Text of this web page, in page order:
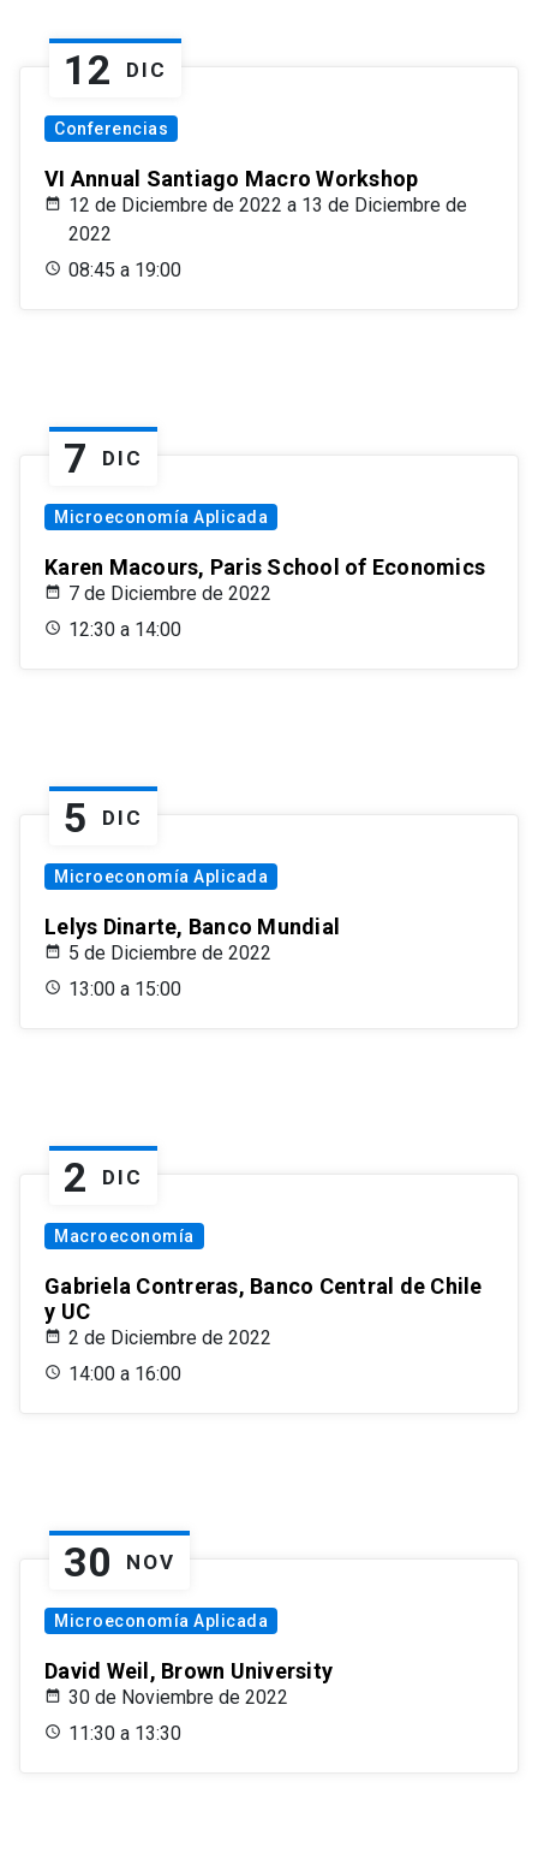
12 DIC
Conferencias
VI Annual Santiago Macro Workshop
12 de Diciembre de 2022 a 13 de Diciembre de
2022
08:45 a 19:00
7 DIC
Microeconomía Aplicada
Karen Macours, Paris School of Economics
7 de Diciembre de 2022
12:30 a 14:00
5 DIC
Microeconomía Aplicada
Lelys Dinarte, Banco Mundial
5 de Diciembre de 2022
13:00 a 15:00
2 DIC
Macroeconomía
Gabriela Contreras, Banco Central de Chile
y UC
2 de Diciembre de 2022
14:00 a 16:00
30 NOV
Microeconomía Aplicada
David Weil, Brown University
30 de Noviembre de 2022
11:30 a 13:30